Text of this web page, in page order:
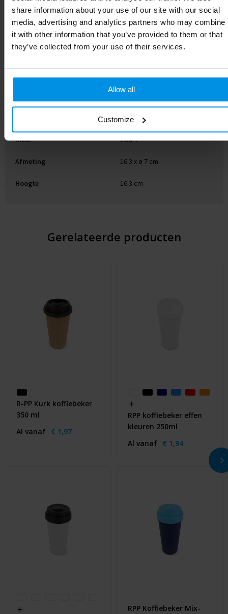
share information about your use of our site with our social
media, advertising and analytics partners who may combine
it with other information that you’ve provided to them or that
they’ve collected from your use of their services.
Allow all
Customize
Artikelnummer P432.361
Merk XD Collection
Gewicht 156 g
8714612108048
Kleur zwart
Afmeting 16.3 x ø 7 cm
Hoogte 16.3 cm
Gerelateerde producten
R-PP Kurk koffiebeker
350 ml
Al vanaf € 1,97
RPP koffiebeker effen
kleuren 250ml
Al vanaf € 1,94
RPP Koffiebeker Mix-